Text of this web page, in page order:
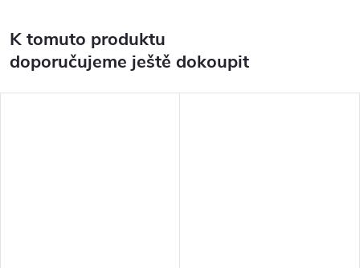
K tomuto produktu
doporučujeme ještě dokoupit